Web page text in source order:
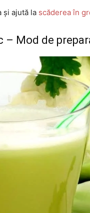
și ajută la scăderea în
– Mod de